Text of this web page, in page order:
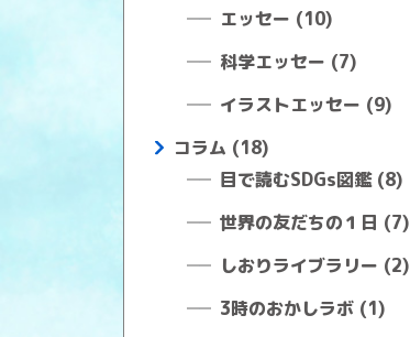
エッセー (10)
科学エッセー (7)
イラストエッセー (9)
コラム (18)
目で読むSDGs図鑑 (8)
世界の友だちの１日 (7)
しおりライブラリー (2)
3時のおかしラボ (1)